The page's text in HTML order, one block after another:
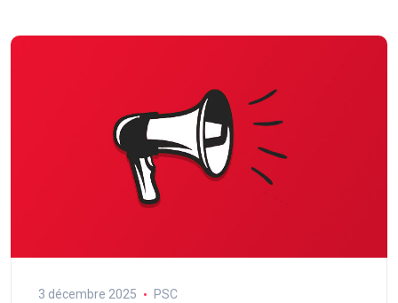
3 décembre 2025 PSC